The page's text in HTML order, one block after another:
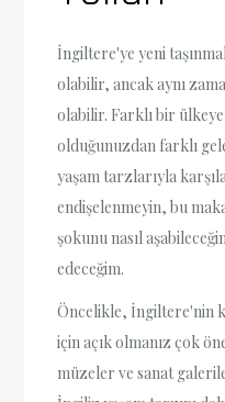
İngiltere'ye yeni
olabilir, ancak aynı
olabilir. Farklı bir
olduğunuzdan farklı
yaşam tarzlarıyla
endişelenmeyin, bu
şokunu nasıl
edeceğim.
Öncelikle, İngiltere'nin
için açık olmanız çok
müzeler ve sanat